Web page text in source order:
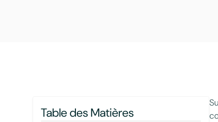
Table des Matières